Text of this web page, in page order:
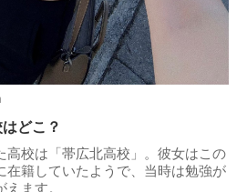
どこ？
高校は「帯広北高校」。彼女はこの
在籍していたようで、当時は勉強が
ます。